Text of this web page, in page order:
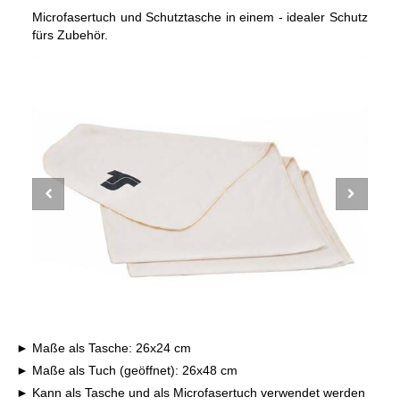
Microfasertuch und Schutztasche in einem - idealer Schutz
fürs Zubehör.
Maße als Tasche: 26x24 cm
Maße als Tuch (geöffnet): 26x48 cm
Kann als Tasche und als Microfasertuch verwendet werden